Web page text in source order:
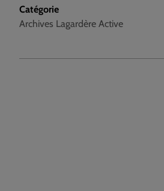
Catégorie
Archives Lagardère Active